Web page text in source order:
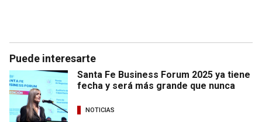
Puede interesarte
Santa Fe Business Forum 2025 ya tiene
fecha y será más grande que nunca
NOTICIAS